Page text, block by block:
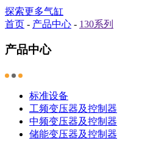
探索更多气缸
首页 - 产品中心 - 130系列
产品中心
标准设备
工频变压器及控制器
中频变压器及控制器
储能变压器及控制器